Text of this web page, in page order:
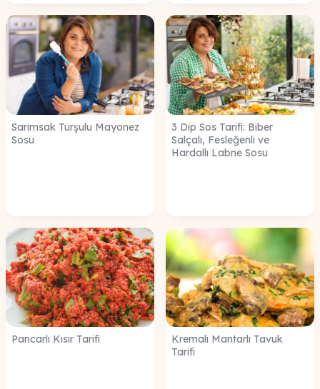
Sarımsak Turşulu Mayonez
Sosu
3 Dip Sos Tarifi: Biber
Salçalı, Fesleğenli ve
Hardallı Labne Sosu
Pancarlı Kısır Tarifi
Kremalı Mantarlı Tavuk
Tarifi